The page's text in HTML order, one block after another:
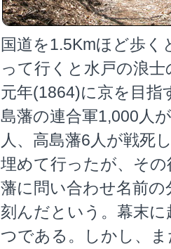
国道を1.5Kmほど歩く
って行くと水戸の浪
元年(1864)に京を目指
島藩の連合軍1,000人
人、高島藩6人が戦死
埋めて行ったが、そ
藩に問い合わせ名前
刻んだという。幕末
つである。しかし、